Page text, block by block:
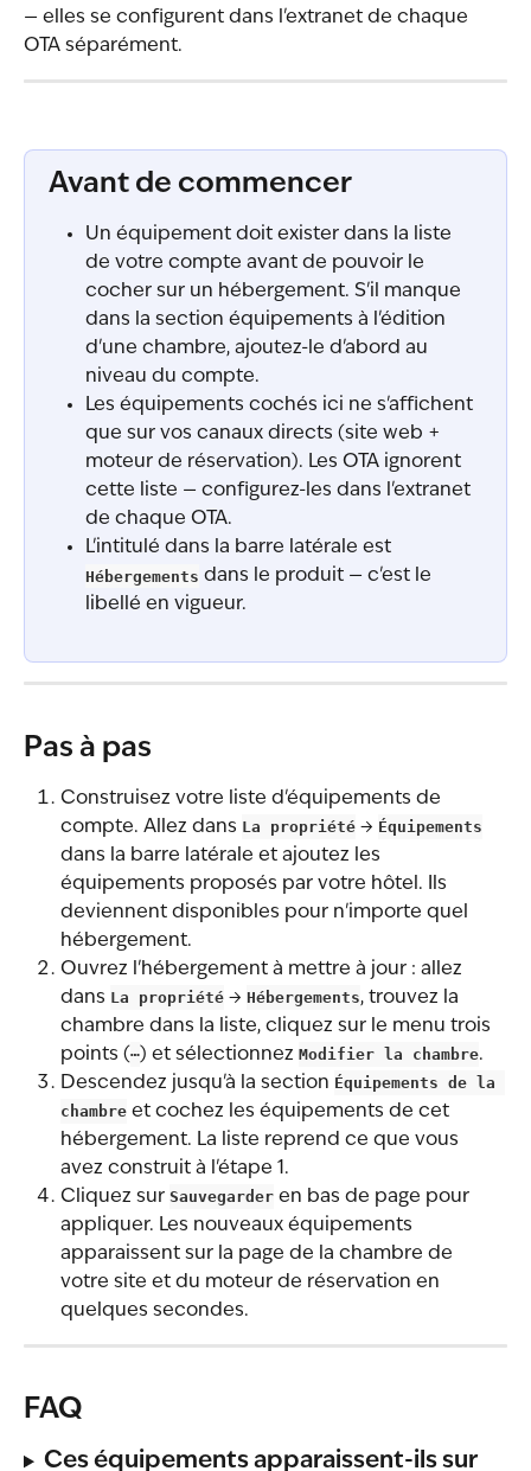
— elles se configurent dans l'extranet de chaque
OTA séparément.
Avant de commencer
Un équipement doit exister dans la liste
de votre compte avant de pouvoir le
cocher sur un hébergement. S'il manque
dans la section équipements à l'édition
d'une chambre, ajoutez-le d'abord au
niveau du compte.
Les équipements cochés ici ne s'affichent
que sur vos canaux directs (site web +
moteur de réservation). Les OTA ignorent
cette liste — configurez-les dans l'extranet
de chaque OTA.
L'intitulé dans la barre latérale est
Hébergements dans le produit — c'est le
libellé en vigueur.
Pas à pas
Construisez votre liste d'équipements de
compte. Allez dans La propriété → Équipements
dans la barre latérale et ajoutez les
équipements proposés par votre hôtel. Ils
deviennent disponibles pour n'importe quel
hébergement.
Ouvrez l'hébergement à mettre à jour : allez
dans La propriété → Hébergements, trouvez la
chambre dans la liste, cliquez sur le menu trois
points (⋯) et sélectionnez Modifier la chambre.
Descendez jusqu'à la section Équipements de la
chambre et cochez les équipements de cet
hébergement. La liste reprend ce que vous
avez construit à l'étape 1.
Cliquez sur Sauvegarder en bas de page pour
appliquer. Les nouveaux équipements
apparaissent sur la page de la chambre de
votre site et du moteur de réservation en
quelques secondes.
FAQ
Ces équipements apparaissent-ils sur